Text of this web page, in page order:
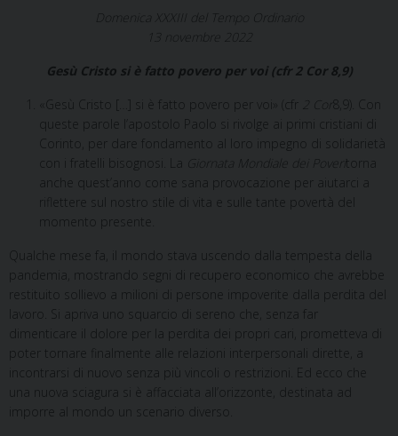
13 novembre 2022
Gesù Cristo si è fatto povero per voi (cfr 2 Cor 8,9)
«Gesù Cristo […] si è fatto povero per voi» (cfr 2 Cor
8,9). Con
queste parole l’apostolo Paolo si rivolge ai primi cristiani di
Corinto, per dare fondamento al loro impegno di solidarietà
con i fratelli bisognosi. La
Giornata Mondiale dei Poveri torna
anche quest’anno come sana provocazione per aiutarci a
riflettere sul nostro stile di vita e sulle tante povertà del
momento presente.
Qualche mese fa, il mondo stava uscendo dalla tempesta della
pandemia, mostrando segni di recupero economico che avrebbe
restituito sollievo a milioni di persone impoverite dalla perdita del
lavoro. Si apriva uno squarcio di sereno che, senza far
dimenticare il dolore per la perdita dei propri cari, prometteva di
poter tornare finalmente alle relazioni interpersonali dirette, a
incontrarsi di nuovo senza più vincoli o restrizioni. Ed ecco che
una nuova sciagura si è affacciata all’orizzonte, destinata ad
imporre al mondo un scenario diverso.